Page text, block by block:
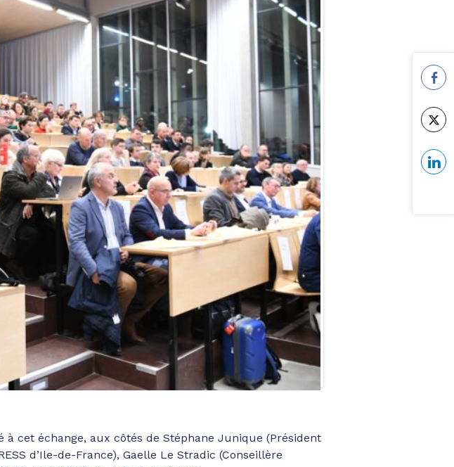
à cet échange, aux côtés de Stéphane Junique (Président
d’Ile-de-France), Gaelle Le Stradic (Conseillère